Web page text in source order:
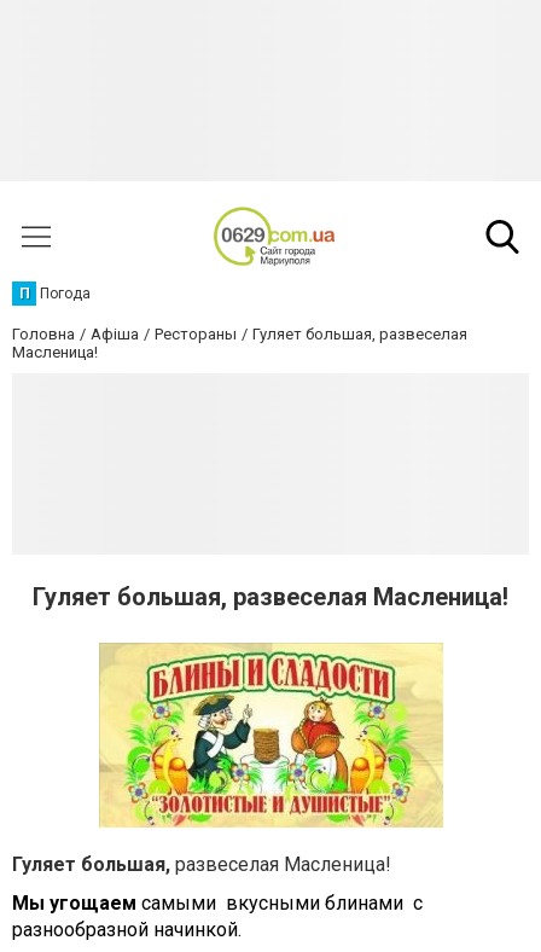
П Погода
Головна Афіша Рестораны
Гуляет большая, развеселая
Масленица!
Гуляет большая, развеселая Масленица!
Гуляет большая, развеселая Масленица!
Мы угощаем самыми вкусными блинами с
разнообразной начинкой.